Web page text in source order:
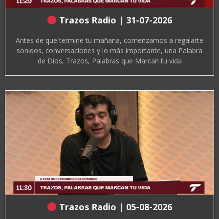
Trazos Radio | 31-07-2026
Antes de que termine tu mañana, comenzamos a regalarte
sonidos, conversaciones y lo más importante, una Palabra
de Dios, Trazos, Palabras que Marcan tu vida
Trazos Radio | 05-08-2026